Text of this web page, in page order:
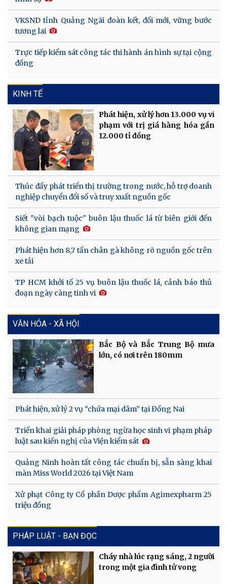
VKSND tỉnh Quảng Ngãi đoàn kết, đổi mới, vững bước
tương lai
Trực tiếp kiểm sát công tác thi hành án hình sự tại cộng
đồng
KINH TẾ
Phát hiện, xử lý hơn 13.000 vụ vi
phạm với trị giá hàng hóa gần
12.000 tỉ đồng
Thúc đẩy phát triển thị trường trong nước, hỗ trợ doanh
nghiệp chuyển đổi số và truy xuất nguồn gốc
Siết "vòi bạch tuộc" buôn lậu thuốc lá từ biên giới đến
không gian mạng
Phát hiện hơn 8,7 tấn chân gà không rõ nguồn gốc trên
xe tải
TP HCM khởi tố 25 vụ buôn lậu thuốc lá, cảnh báo thủ
đoạn ngày càng tinh vi
VĂN HÓA - XÃ HỘI
Bắc Bộ và Bắc Trung Bộ mưa
lớn, có nơi trên 180mm
Phát hiện, xử lý 2 vụ “chứa mại dâm” tại Đồng Nai
Triển khai giải pháp phòng ngừa học sinh vi phạm pháp
luật sau kiến nghị của Viện kiểm sát
Quảng Ninh hoàn tất công tác chuẩn bị, sẵn sàng khai
màn Miss World 2026 tại Việt Nam
Xử phạt Công ty Cổ phần Dược phẩm Agimexpharm 25
triệu đồng
PHÁP LUẬT - BẠN ĐỌC
Cháy nhà lúc rạng sáng, 2 người
trong một gia đình tử vong